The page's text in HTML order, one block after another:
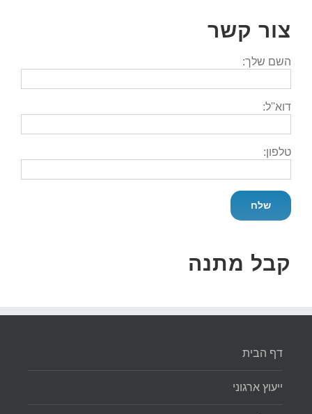
צור קשר
השם שלך:
דוא''ל:
טלפון:
קבל מתנה
דף הבית
ייעוץ ארגוני